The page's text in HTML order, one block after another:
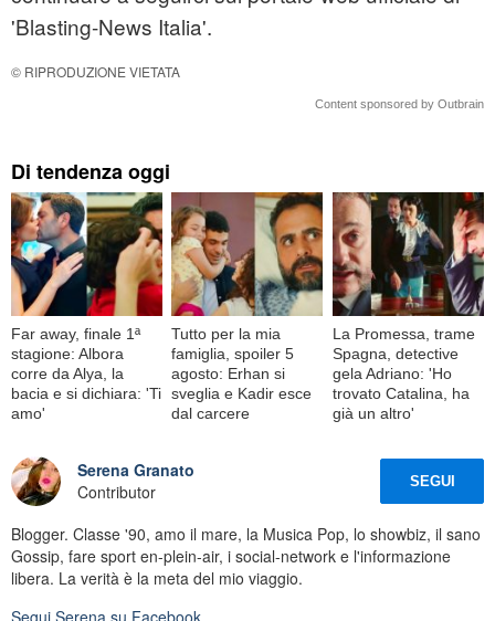
'Blasting-News Italia'.
© RIPRODUZIONE VIETATA
Content sponsored by Outbrain
Di tendenza oggi
Far away, finale 1ª
stagione: Albora
corre da Alya, la
bacia e si dichiara: 'Ti
amo'
Tutto per la mia
famiglia, spoiler 5
agosto: Erhan si
sveglia e Kadir esce
dal carcere
La Promessa, trame
Spagna, detective
gela Adriano: 'Ho
trovato Catalina, ha
già un altro'
Serena Granato
Contributor
SEGUI
Blogger. Classe '90, amo il mare, la Musica Pop, lo showbiz, il sano
Gossip, fare sport en-plein-air, i social-network e l'informazione
libera. La verità è la meta del mio viaggio.
Segui Serena su Facebook